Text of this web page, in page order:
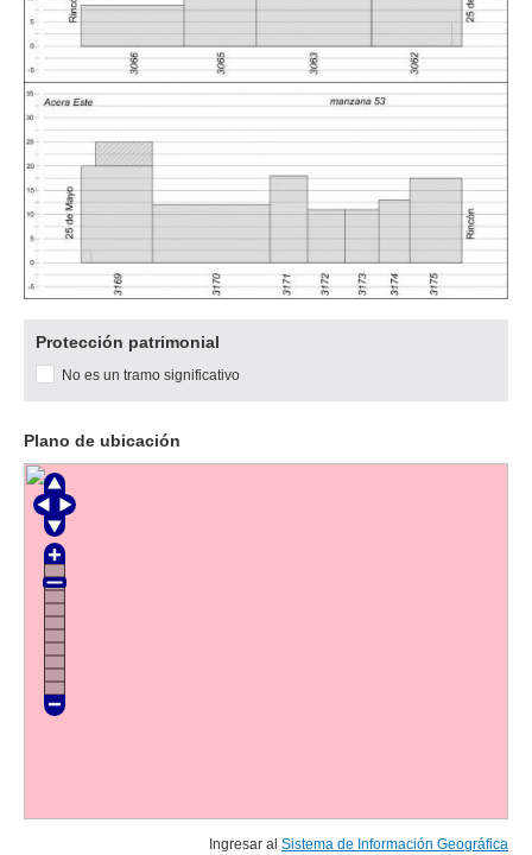
Descargar
original
Protección patrimonial
No es un tramo significativo
Plano de ubicación
Ingresar al Sistema de Información Geográfica